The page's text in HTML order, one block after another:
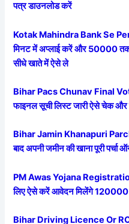
पत्र डाउनलोड करें
Kotak Mahindra Bank Se
मिनट में अप्लाई करें और 50000 तक
सीधे खाते में ऐसे ले
Bihar Pacs Chunav Final
फाइनल सूची लिस्ट जारी ऐसे चेक
Bihar Jamin Khanapuri
बाद अपनी जमीन की खाना पूरी
PM Awas Yojana
लिए ऐसे करें आवेदन मिलेंगे 120000
Bihar Driving Licence Or